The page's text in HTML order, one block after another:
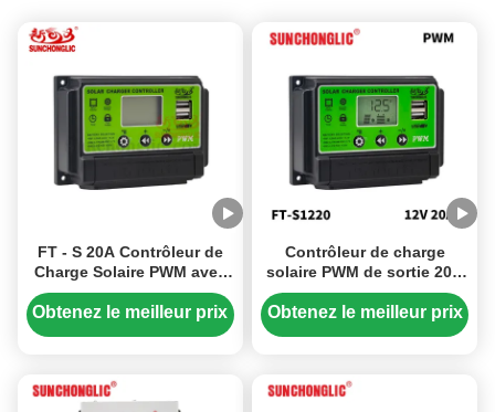
FT - S 20A Contrôleur de
Charge Solaire PWM avec
Sortie USB 5V/2A,
Compatible Systèmes
Obtenez le meilleur prix
Contrôleur de charge
solaire PWM de sortie 20A
avec compatibilité 12V/24V
et sortie USB 5V/2A
Obtenez le meilleur prix